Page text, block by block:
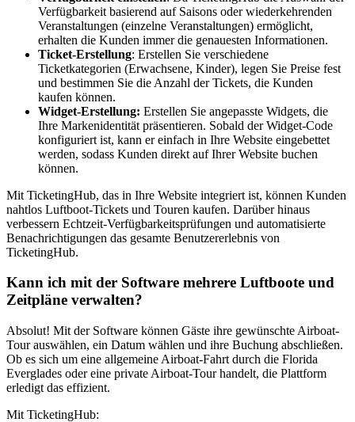
Verfügbarkeit basierend auf Saisons oder wiederkehrenden
Veranstaltungen (einzelne Veranstaltungen) ermöglicht,
erhalten die Kunden immer die genauesten Informationen.
Ticket-Erstellung: Erstellen Sie verschiedene
Ticketkategorien (Erwachsene, Kinder), legen Sie Preise fest
und bestimmen Sie die Anzahl der Tickets, die Kunden
kaufen können.
Widget-Erstellung: Erstellen Sie angepasste Widgets, die
Ihre Markenidentität präsentieren. Sobald der Widget-Code
konfiguriert ist, kann er einfach in Ihre Website eingebettet
werden, sodass Kunden direkt auf Ihrer Website buchen
können.
Mit TicketingHub, das in Ihre Website integriert ist, können Kunden
nahtlos Luftboot-Tickets und Touren kaufen. Darüber hinaus
verbessern Echtzeit-Verfügbarkeitsprüfungen und automatisierte
Benachrichtigungen das gesamte Benutzererlebnis von
TicketingHub.
Kann ich mit der Software mehrere Luftboote und
Zeitpläne verwalten?
Absolut! Mit der Software können Gäste ihre gewünschte Airboat-
Tour auswählen, ein Datum wählen und ihre Buchung abschließen.
Ob es sich um eine allgemeine Airboat-Fahrt durch die Florida
Everglades oder eine private Airboat-Tour handelt, die Plattform
erledigt das effizient.
Mit TicketingHub: